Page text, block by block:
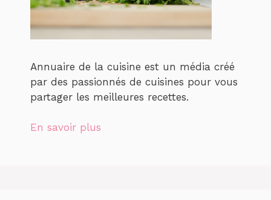
Annuaire de la cuisine est un média créé
par des passionnés de cuisines pour vous
partager les meilleures recettes.
En savoir plus